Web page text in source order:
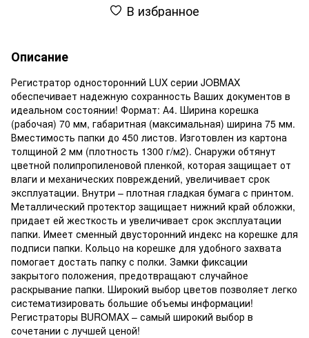
В избранное
Описание
Регистратор односторонний LUX серии JOBMAX
обеспечивает надежную сохранность Ваших документов в
идеальном состоянии! Формат: А4. Ширина корешка
(рабочая) 70 мм, габаритная (максимальная) ширина 75 мм.
Вместимость папки до 450 листов. Изготовлен из картона
толщиной 2 мм (плотность 1300 г/м2). Снаружи обтянут
цветной полипропиленовой пленкой, которая защищает от
влаги и механических повреждений, увеличивает срок
эксплуатации. Внутри – плотная гладкая бумага с принтом.
Металлический протектор защищает нижний край обложки,
придает ей жесткость и увеличивает срок эксплуатации
папки. Имеет сменный двусторонний индекс на корешке для
подписи папки. Кольцо на корешке для удобного захвата
помогает достать папку с полки. Замки фиксации
закрытого положения, предотвращают случайное
раскрывание папки. Широкий выбор цветов позволяет легко
систематизировать большие объемы информации!
Регистраторы BUROMAX – самый широкий выбор в
сочетании с лучшей ценой!